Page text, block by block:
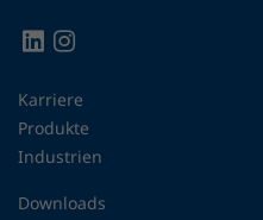
Karriere
Produkte
Industrien
Downloads